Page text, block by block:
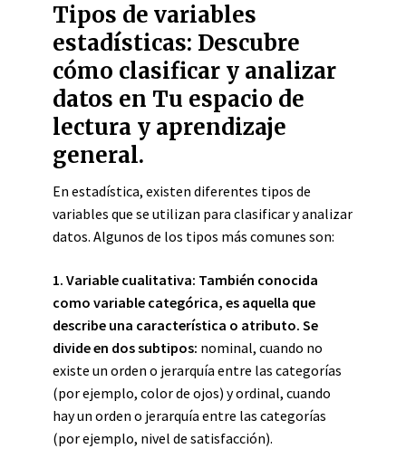
Tipos de variables
estadísticas: Descubre
cómo clasificar y analizar
datos en Tu espacio de
lectura y aprendizaje
general.
En estadística, existen diferentes tipos de
variables que se utilizan para clasificar y analizar
datos. Algunos de los tipos más comunes son:
1. Variable cualitativa: También conocida
como variable categórica, es aquella que
describe una característica o atributo. Se
divide en dos subtipos: nominal, cuando no
existe un orden o jerarquía entre las categorías
(por ejemplo, color de ojos) y ordinal, cuando
hay un orden o jerarquía entre las categorías
(por ejemplo, nivel de satisfacción).